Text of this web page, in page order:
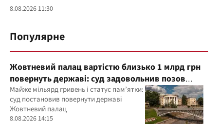
8.08.2026 11:30
Популярне
Жовтневий палац вартістю близько 1 млрд грн
повернуть державі: суд задовольнив позов
прокуратури
Майже мільярд гривень і статус пам’ятки:
суд постановив повернути державі
Жовтневий палац
8.08.2026 14:15